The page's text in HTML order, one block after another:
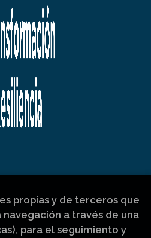
propias y de terceros que
a través de una
para el seguimiento y